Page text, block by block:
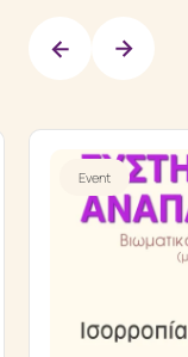
Event